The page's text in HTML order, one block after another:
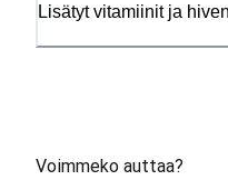
Lisätyt vitamiinit ja
Voimmeko auttaa?